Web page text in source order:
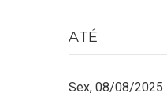
ATÉ
Sex, 08/08/2025